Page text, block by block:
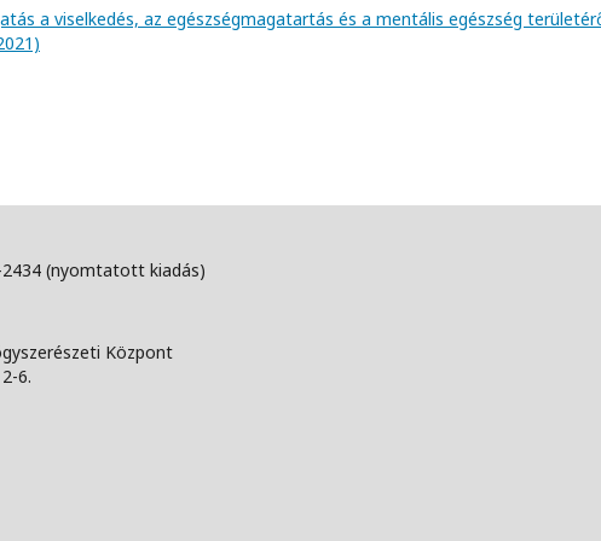
a viselkedés, az egészségmagatartás és a mentális egészség
2434 (nyomtatott kiadás)
Központ
6.